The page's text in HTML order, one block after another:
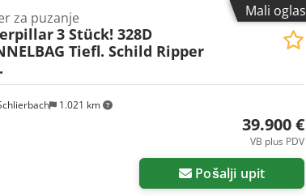
Mali oglas
1.021 km
za puzanje
3 Stück! 328D
Tiefl. Schild Ripper
39.900 €
VB plus PDV
Pošalji upit